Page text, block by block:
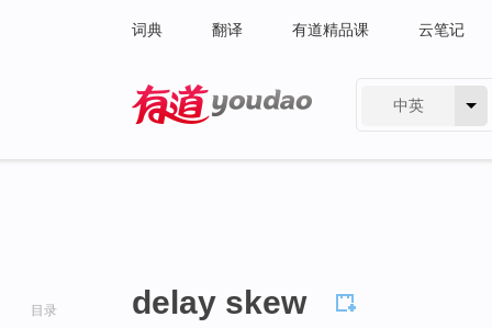
词典 翻译 有道精品课 云笔记
中英
目录 delay skew